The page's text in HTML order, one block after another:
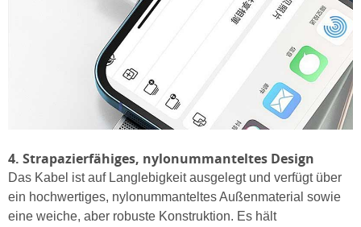
4. Strapazierfähiges, nylonummanteltes Design
Das Kabel ist auf Langlebigkeit ausgelegt und verfügt über
ein hochwertiges, nylonummanteltes Außenmaterial sowie
eine weiche, aber robuste Konstruktion. Es hält